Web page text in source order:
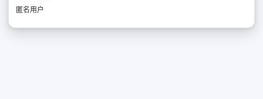
匿名用户